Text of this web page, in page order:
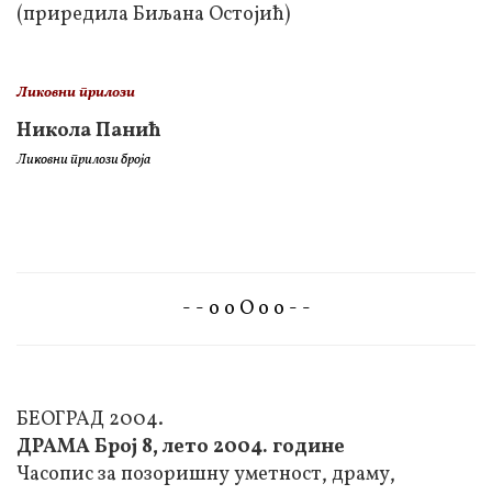
(приредила Биљана Остојић)
Ликовни прилози
Никола Панић
Ликовни прилози броја
- - о о О о о - -
БЕОГРАД 2004.
ДРАМА Број 8, лето 2004. године
Часопис за позоришну уметност, драму,